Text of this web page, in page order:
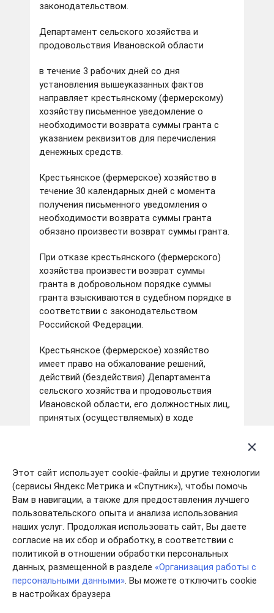
Этот сайт использует cookie-файлы и другие технологии
(сервисы Яндекс.Метрика и «Спутник»), чтобы помочь
Вам в навигации, а также для предоставления лучшего
пользовательского опыта и анализа использования
наших услуг. Продолжая использовать сайт, Вы даете
согласие на их сбор и обработку, в соответствии с
политикой в отношении обработки персональных
данных, размещенной в разделе «Организация работы с
персональными данными». Вы можете отключить cookie
в настройках браузера
законодательством.
Департамент сельского хозяйства и
продовольствия Ивановской области
в течение 3 рабочих дней со дня
установления вышеуказанных фактов
направляет крестьянскому (фермерскому)
хозяйству письменное уведомление о
необходимости возврата суммы гранта с
указанием реквизитов для перечисления
денежных средств.
Крестьянское (фермерское) хозяйство в
течение 30 календарных дней с момента
получения письменного уведомления о
необходимости возврата суммы гранта
обязано произвести возврат суммы гранта.
При отказе крестьянского (фермерского)
хозяйства произвести возврат суммы
гранта в добровольном порядке суммы
гранта взыскиваются в судебном порядке в
соответствии с законодательством
Российской Федерации.
Крестьянское (фермерское) хозяйство
имеет право на обжалование решений,
действий (бездействия) Департамента
сельского хозяйства и продовольствия
Ивановской области, его должностных лиц,
принятых (осуществляемых) в ходе
Гранты на развитие семейных
животноводческих ферм
Гранты начинающим фермерам на
создание и развитие крестьянского
(фермерского) хозяйства
Памятка заемщику о порядке получения